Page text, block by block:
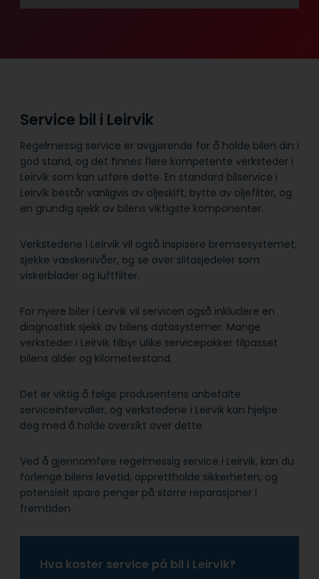
Service bil i Leirvik
Regelmessig service er avgjørende for å holde bilen din i
god stand, og det finnes flere kompetente verksteder i
Leirvik som kan utføre dette. En standard bilservice i
Leirvik består vanligvis av oljeskift, bytte av oljefilter, og
en grundig sjekk av bilens viktigste komponenter.
Verkstedene i Leirvik vil også inspisere bremsesystemet,
sjekke væskenivåer, og se over slitasjedeler som
viskerblader og luftfilter.
For nyere biler i Leirvik vil servicen også inkludere en
diagnostisk sjekk av bilens datasystemer. Mange
verksteder i Leirvik tilbyr ulike servicepakker tilpasset
bilens alder og kilometerstand.
Det er viktig å følge produsentens anbefalte
serviceintervaller, og verkstedene i Leirvik kan hjelpe
deg med å holde oversikt over dette.
Ved å gjennomføre regelmessig service i Leirvik, kan du
forlenge bilens levetid, opprettholde sikkerheten, og
potensielt spare penger på større reparasjoner i
fremtiden
Hva koster service på bil i Leirvik?